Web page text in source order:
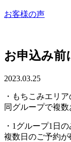
お客様の声
お申込み前
2023.03.25
・もちこみエリ
同グループで複
・1グループ1日
複数日のご予約